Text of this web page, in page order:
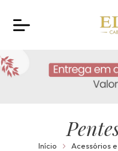
Início Acessórios